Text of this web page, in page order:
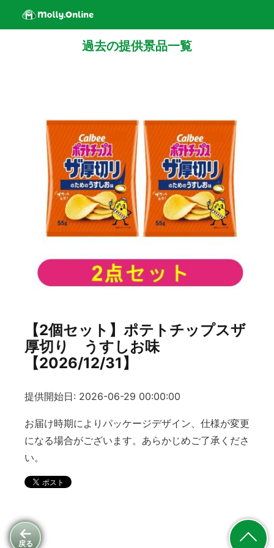
戻る
過去の提供景品一覧
【2個セット】ポテトチップスザ
厚切り うすしお味
【2026/12/31】
提供開始日: 2026-06-29 00:00:00
お届け時期によりパッケージデザイン、仕様が変更
になる場合がございます。あらかじめご了承くださ
い。